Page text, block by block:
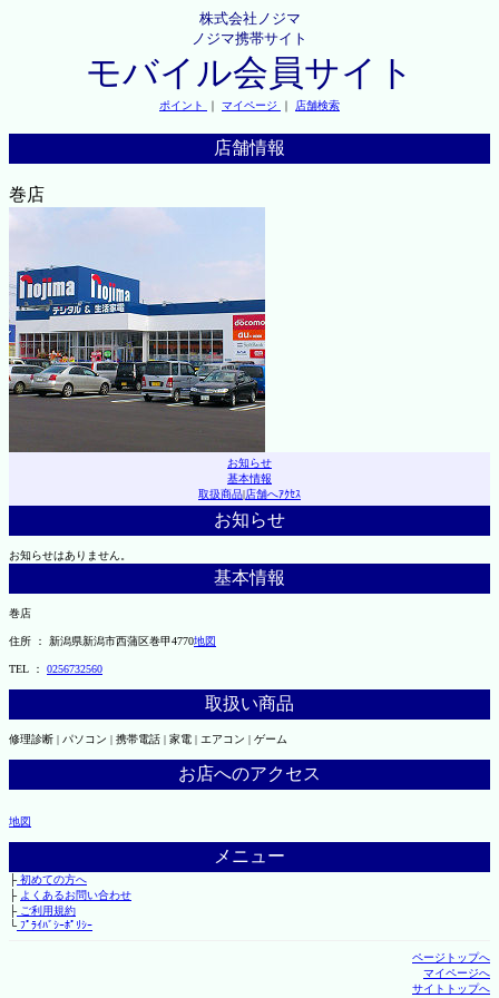
株式会社ノジマ
ノジマ携帯サイト
モバイル会員サイト
ポイント ｜ マイページ ｜ 店舗検索
店舗情報
巻店
お知らせ
基本情報
取扱商品|店舗へｱｸｾｽ
お知らせ
お知らせはありません。
基本情報
巻店
住所 ： 新潟県新潟市西蒲区巻甲4770地図
TEL ： 0256732560
取扱い商品
修理診断 | パソコン | 携帯電話 | 家電 | エアコン | ゲーム
お店へのアクセス
地図
メニュー
├初めての方へ
├ よくあるお問い合わせ
├ご利用規約
└ﾌﾟﾗｲﾊﾞｼｰﾎﾟﾘｼｰ
ページトップへ
マイページへ
サイトトップへ